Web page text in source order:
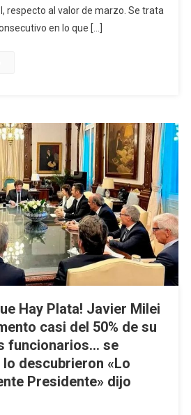
respecto al valor de marzo. Se trata
en lo que […]
Hay Plata! Javier Milei
casi del 50% de su
funcionarios… se
descubrieron «Lo
Presidente» dijo